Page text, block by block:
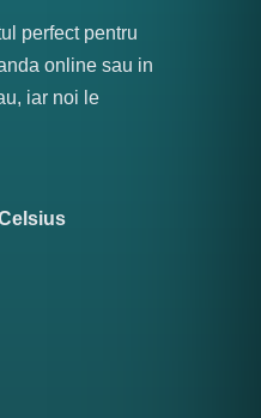
perfect pentru
online sau in
iar noi le